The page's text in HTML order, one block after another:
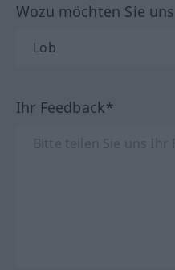
Wozu möchten Sie
Ihr Feedback*